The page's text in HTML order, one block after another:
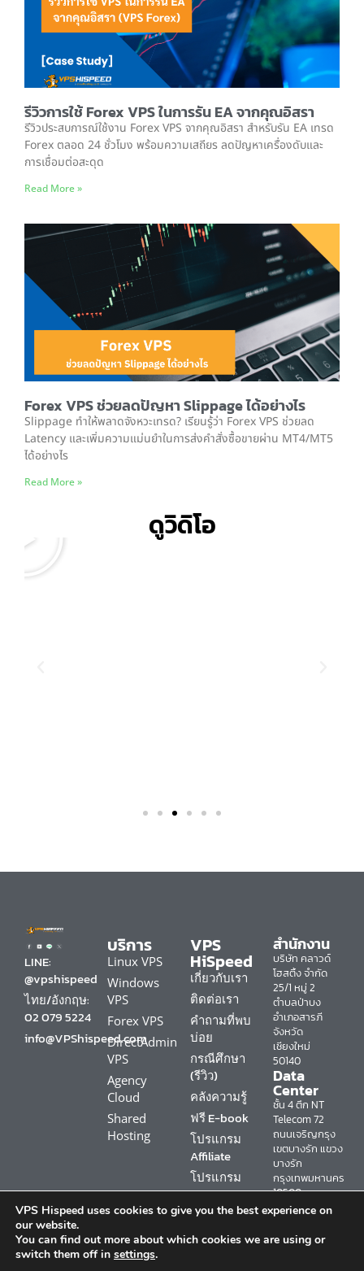
รีวิวการใช้ Forex VPS ในการรัน EA จากคุณอิสรา
รีวิวประสบการณ์ใช้งาน Forex VPS จากคุณอิสรา สำหรับรัน EA เทรด
Forex ตลอด 24 ชั่วโมง พร้อมความเสถียร ลดปัญหาเครื่องดับและ
การเชื่อมต่อสะดุด
Read More »
Forex VPS ช่วยลดปัญหา Slippage ได้อย่างไร
Slippage ทำให้พลาดจังหวะเทรด? เรียนรู้ว่า Forex VPS ช่วยลด
Latency และเพิ่มความแม่นยำในการส่งคำสั่งซื้อขายผ่าน MT4/MT5
ได้อย่างไร
Read More »
ดูวิดิโอ
LINE:
@vpshispeed
ไทย/อังกฤษ:
02 079 5224
info@VPShispeed.com
บริการ
Linux VPS
Windows
VPS
Forex VPS
DirectAdmin
VPS
Agency
Cloud
Shared
Hosting
VPS
HiSpeed
เกี่ยวกับเรา
ติดต่อเรา
คำถามที่พบ
บ่อย
กรณีศึกษา
(รีวิว)
คลังความรู้
ฟรี E-book
โปรแกรม
Affiliate
โปรแกรม
Loyalty
สำนักงาน
บริษัท คลาวด์
โฮสติ้ง จำกัด
25/1 หมู่ 2
ตำบลป่าบง
อำเภอสารภี
จังหวัด
เชียงใหม่
50140
Data
Center
ชั้น 4 ตึก NT
Telecom 72
ถนนเจริญกรุง
เขตบางรัก แขวง
บางรัก
กรุงเทพมหานคร
10500
VPS Hispeed uses cookies to give you the best experience on
our website.
You can find out more about which cookies we are using or
switch them off in settings.